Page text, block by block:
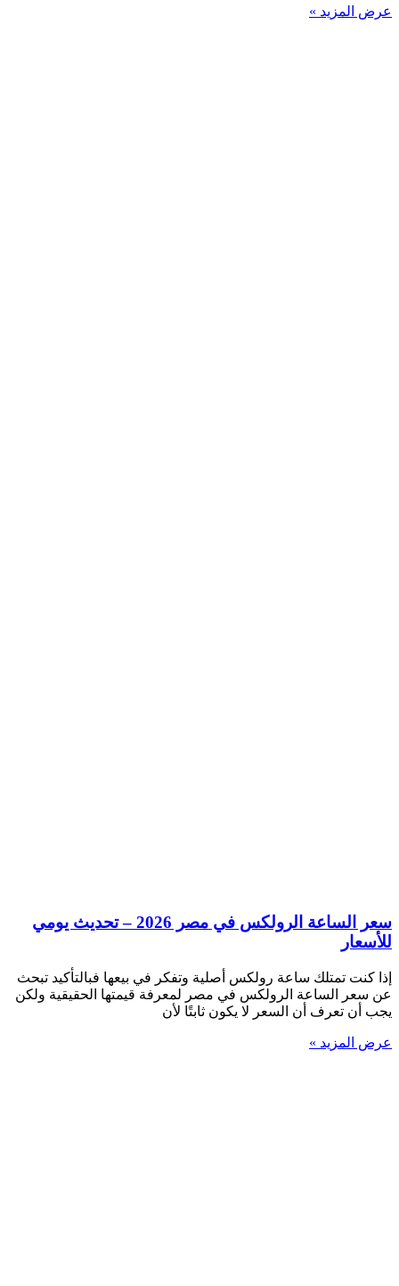
عرض المزيد »
سعر الساعة الرولكس في مصر 2026 – تحديث يومي
للأسعار
إذا كنت تمتلك ساعة رولكس أصلية وتفكر في بيعها فبالتأكيد تبحث
عن سعر الساعة الرولكس في مصر لمعرفة قيمتها الحقيقية ولكن
يجب أن تعرف أن السعر لا يكون ثابتًا لأن
عرض المزيد »